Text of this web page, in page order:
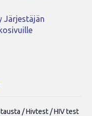
Järjestäjän
/ Hivtest / HIV test